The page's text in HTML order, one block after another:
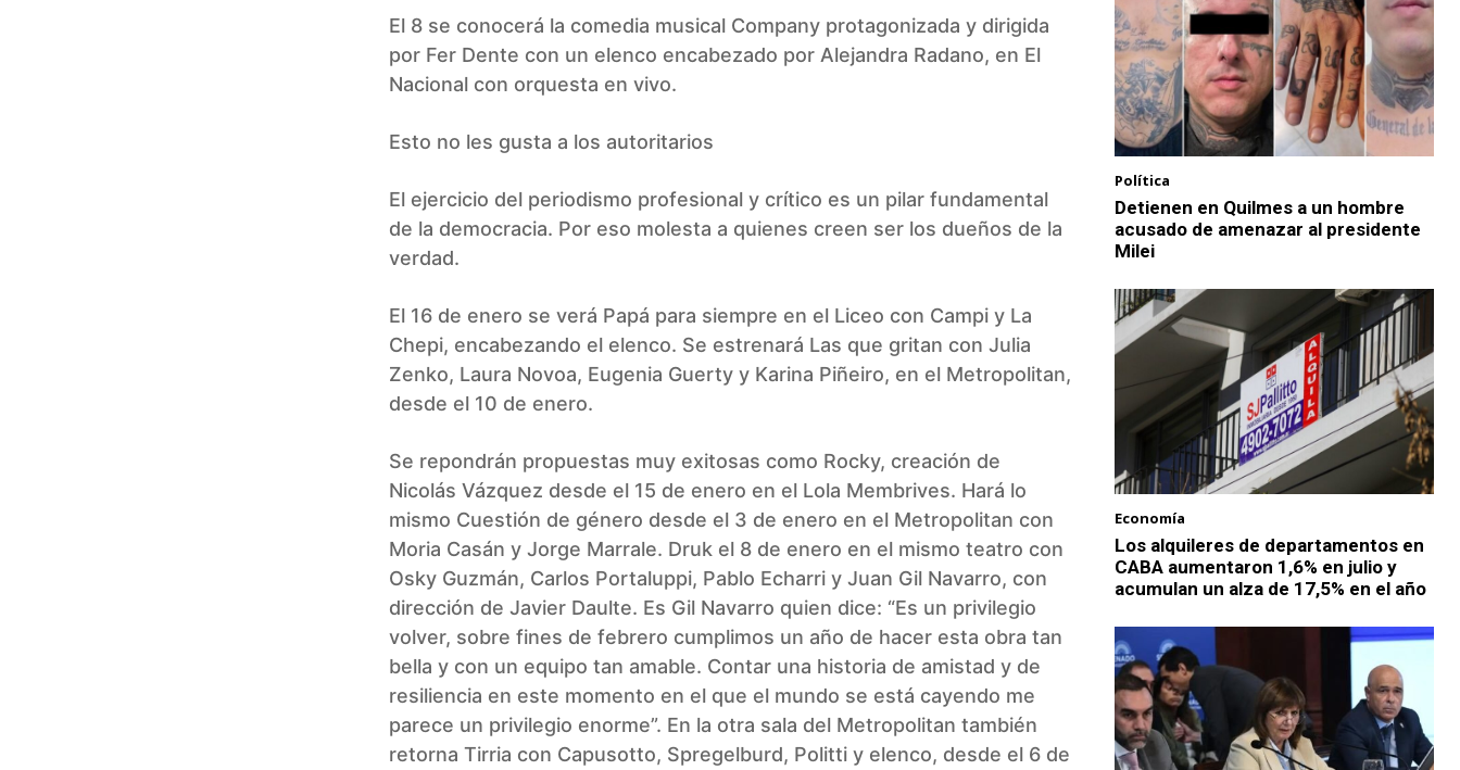
El 8 se conocerá la comedia musical Company protagonizada y dirigida
por Fer Dente con un elenco encabezado por Alejandra Radano, en El
Nacional con orquesta en vivo.
Esto no les gusta a los autoritarios
El ejercicio del periodismo profesional y crítico es un pilar fundamental
de la democracia. Por eso molesta a quienes creen ser los dueños de la
verdad.
El 16 de enero se verá Papá para siempre en el Liceo con Campi y La
Chepi, encabezando el elenco. Se estrenará Las que gritan con Julia
Zenko, Laura Novoa, Eugenia Guerty y Karina Piñeiro, en el Metropolitan,
desde el 10 de enero.
Se repondrán propuestas muy exitosas como Rocky, creación de
Nicolás Vázquez desde el 15 de enero en el Lola Membrives. Hará lo
mismo Cuestión de género desde el 3 de enero en el Metropolitan con
Moria Casán y Jorge Marrale. Druk el 8 de enero en el mismo teatro con
Osky Guzmán, Carlos Portaluppi, Pablo Echarri y Juan Gil Navarro, con
dirección de Javier Daulte. Es Gil Navarro quien dice: “Es un privilegio
volver, sobre fines de febrero cumplimos un año de hacer esta obra tan
bella y con un equipo tan amable. Contar una historia de amistad y de
resiliencia en este momento en el que el mundo se está cayendo me
parece un privilegio enorme”. En la otra sala del Metropolitan también
retorna Tirria con Capusotto, Spregelburd, Politti y elenco, desde el 6 de
Política
Detienen en Quilmes a un hombre
acusado de amenazar al presidente
Milei
Economía
Los alquileres de departamentos en
CABA aumentaron 1,6% en julio y
acumulan un alza de 17,5% en el año